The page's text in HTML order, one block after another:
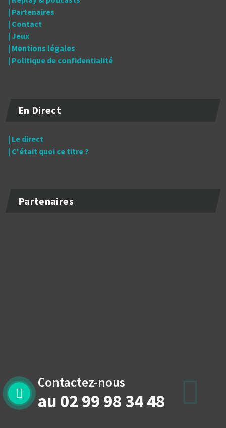
| Partenaires
| Contact
| Jeux
| Mentions légales
| Politique de confidentialité
En Direct
| Le direct
| C'était quoi ce titre ?
Partenaires
Contactez-nous
au 02 99 98 34 48